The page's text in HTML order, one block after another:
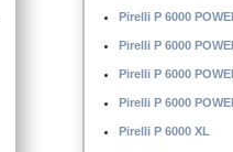
Pirelli P 6000
Pirelli P 6000
Pirelli P 6000
Pirelli P 6000
Pirelli P 6000 XL